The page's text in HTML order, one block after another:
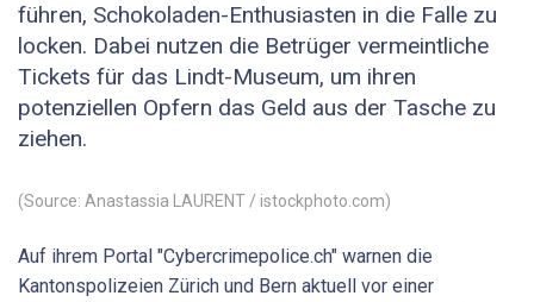
führen, Schokoladen-Enthusiasten in die Falle zu
locken. Dabei nutzen die Betrüger vermeintliche
Tickets für das Lindt-Museum, um ihren
potenziellen Opfern das Geld aus der Tasche zu
ziehen.
(Source: Anastassia LAURENT / istockphoto.com)
Auf ihrem Portal "Cybercrimepolice.ch" warnen die
Kantonspolizeien Zürich und Bern aktuell vor einer